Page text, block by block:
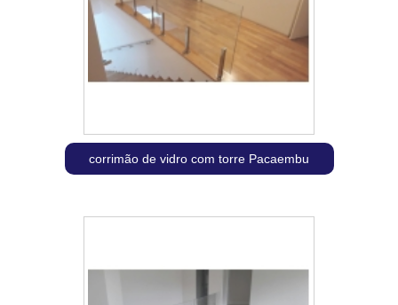
corrimão de vidro com torre Pacaembu